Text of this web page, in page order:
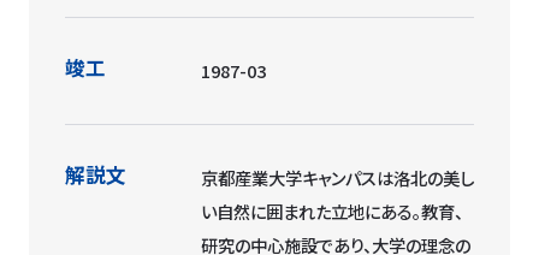
竣工 1987-03
解説文
京都産業大学キャンパスは洛北の美し
い自然に囲まれた立地にある。教育、
研究の中心施設であり、大学の理念の